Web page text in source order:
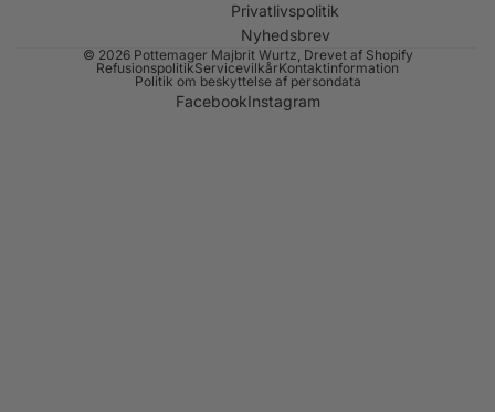
Privatlivspolitik
Nyhedsbrev
© 2026 Pottemager Majbrit Wurtz, Drevet af Shopify
RefusionspolitikServicevilkårKontaktinformation
Politik om beskyttelse af persondata
FacebookInstagram